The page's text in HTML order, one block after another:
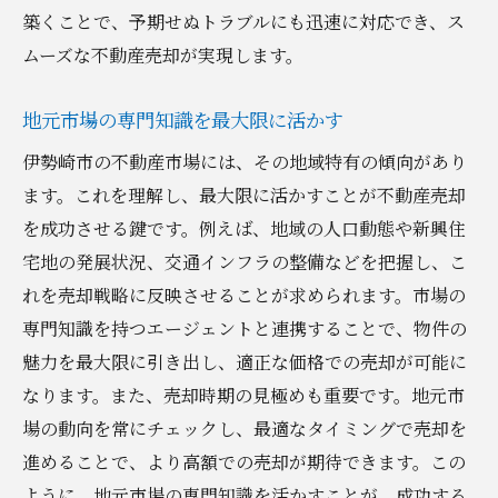
築くことで、予期せぬトラブルにも迅速に対応でき、ス
ムーズな不動産売却が実現します。
地元市場の専門知識を最大限に活かす
伊勢崎市の不動産市場には、その地域特有の傾向があり
ます。これを理解し、最大限に活かすことが不動産売却
を成功させる鍵です。例えば、地域の人口動態や新興住
宅地の発展状況、交通インフラの整備などを把握し、こ
れを売却戦略に反映させることが求められます。市場の
専門知識を持つエージェントと連携することで、物件の
魅力を最大限に引き出し、適正な価格での売却が可能に
なります。また、売却時期の見極めも重要です。地元市
場の動向を常にチェックし、最適なタイミングで売却を
進めることで、より高額での売却が期待できます。この